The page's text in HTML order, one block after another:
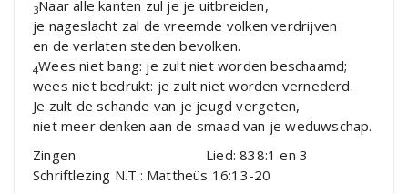
3Naar alle kanten zul je je uitbreiden,
je nageslacht zal de vreemde volken verdrijven
en de verlaten steden bevolken.
4Wees niet bang: je zult niet worden beschaamd;
wees niet bedrukt: je zult niet worden vernederd.
Je zult de schande van je jeugd vergeten,
niet meer denken aan de smaad van je weduwschap.
Zingen Lied: 838:1 en 3
Schriftlezing N.T.: Mattheüs 16:13-20